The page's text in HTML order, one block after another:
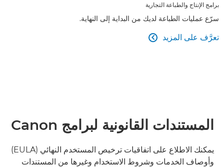
برامج الإنتاج والطباعة التجارية
سرّع عمليات الطباعة لديك من البداية إلى النهاية.
تعرَّف على المزيد 
المستندات القانونية لبرامج Canon
يمكنك الاطلاع على اتفاقيات ترخيص المستخدم النهائي (EULA)
وأوصاف الخدمات وشروط الاستخدام وغيرها من المستندات